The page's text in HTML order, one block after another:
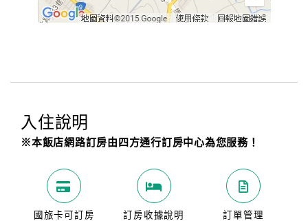
入住說明
※本飯店網路訂房由四方通行訂房中心為您服務！
國旅卡可訂房 訂房收據說明 訂單管理